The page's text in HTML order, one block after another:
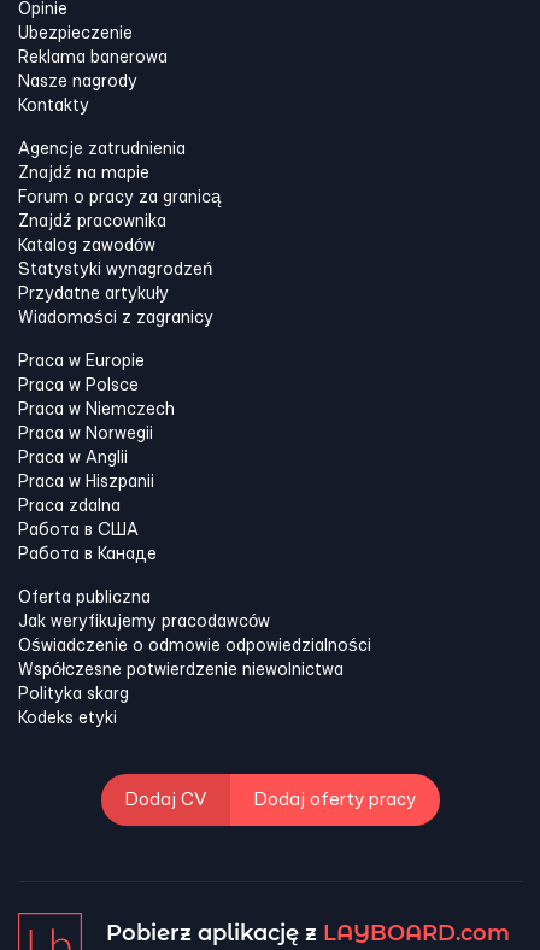
Opinie
Ubezpieczenie
Reklama banerowa
Nasze nagrody
Kontakty
Agencje zatrudnienia
Znajdź na mapie
Forum o pracy za granicą
Znajdź pracownika
Katalog zawodów
Statystyki wynagrodzeń
Przydatne artykuły
Wiadomości z zagranicy
Praca w Europie
Praca w Polsce
Praca w Niemczech
Praca w Norwegii
Praca w Anglii
Praca w Hiszpanii
Praca zdalna
Работа в США
Работа в Канадe
Oferta publiczna
Jak weryfikujemy pracodawców
Oświadczenie o odmowie odpowiedzialności
Współczesne potwierdzenie niewolnictwa
Polityka skarg
Kodeks etyki
Dodaj CV Dodaj oferty pracy
Pobierz aplikację z LAYBOARD.com